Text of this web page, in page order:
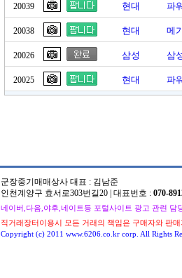
20039 현대 파
20038 현대 메
20026 삼성 삼
20025 현대 파
군장중기매매상사 대표 : 김남준
인천계양구 효서로303번길20 | 대표번호 : 070-
네이버,다음,야후,네이트등 포털사이트 광고 관련 담
직거래장터이용시 모든 거래의 책임은 구매자와 판
Copyright (c) 2011 www.6206.co.kr corp. All Rights